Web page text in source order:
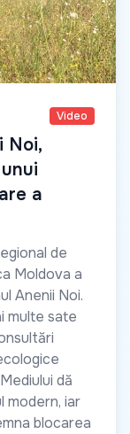
Video
Noi,
a
de
Moldova a
Anenii Noi.
multe sate
dă
modern, iar
blocarea